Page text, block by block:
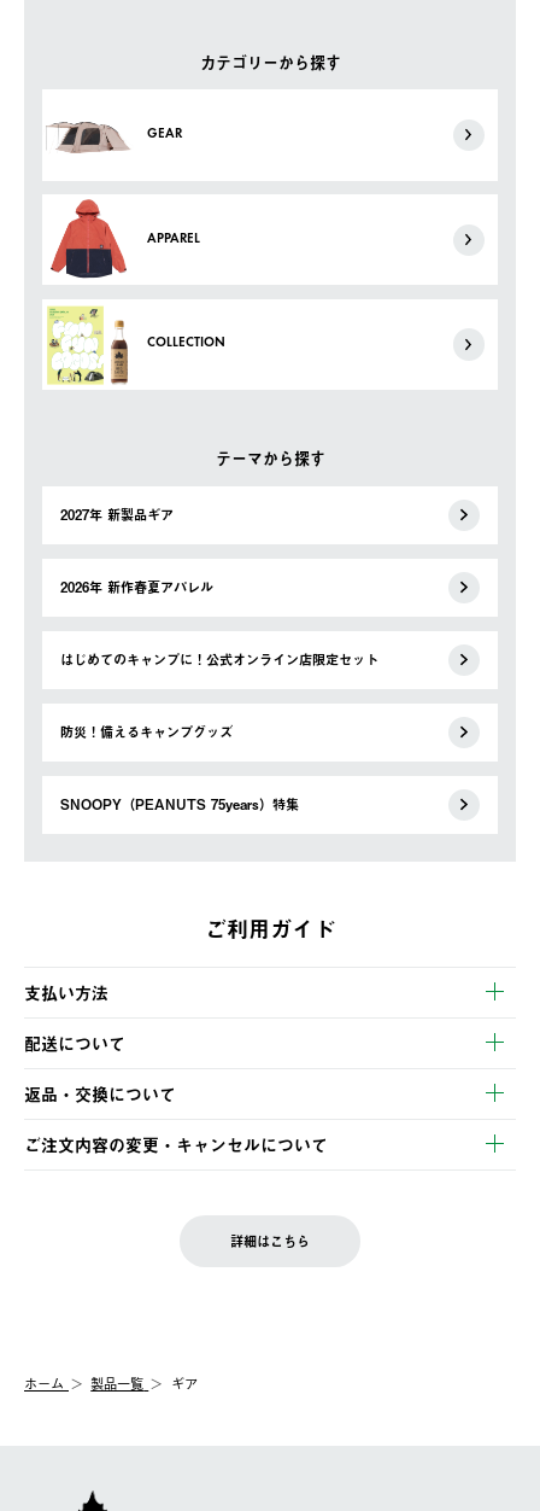
カテゴリーから探す
GEAR
APPAREL
COLLECTION
テーマから探す
2027年 新製品ギア
2026年 新作春夏アパレル
はじめてのキャンプに！公式オンライン店限定セット
防災！備えるキャンプグッズ
SNOOPY（PEANUTS 75years）特集
ご利用ガイド
支払い方法
以下のいずれかの方法でお支払いいただけます。
・クレジットカード決済
・コンビニ決済
・Pay-easy決済
配送について
【発送スケジュール】
ご注文・ご入金完了より2営業日以内に商品を発送いたします。
土日祝の発送はございませんので、木曜日以降のご注文は週明け
の発送となる場合がございます。
【配送業者】
佐川急便にて配送されます。
返品・交換について
※お客様都合の場合
お客様都合の返品にかかる送料は、お客様ご負担とさせていただ
一度お手元の商品を返品いただき、ご希望商品を再注文してくだ
ご注文内容の変更・キャンセルについて
LOGOS FAMILY会員の方は、会員マイページ内 購入履歴画面に
詳細はこちら
ホーム 製品一覧 ギア